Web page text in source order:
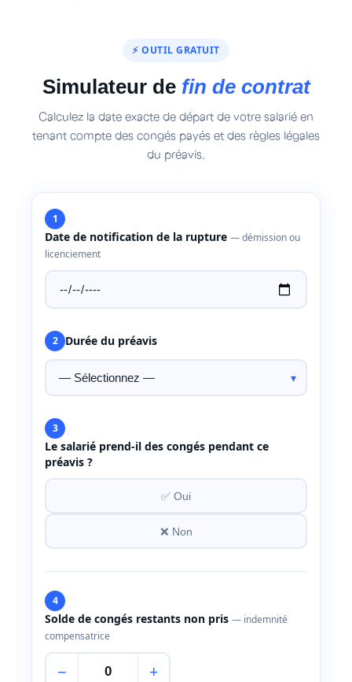
⚡ OUTIL GRATUIT
Simulateur de fin de contrat
Calculez la date exacte de départ de votre salarié en
tenant compte des congés payés et des règles légales
du préavis.
1
Date de notification de la rupture — démission ou
licenciement
2 Durée du préavis
3
Le salarié prend-il des congés pendant ce
préavis ?
✅ Oui
❌ Non
4
Solde de congés restants non pris — indemnité
compensatrice
− +